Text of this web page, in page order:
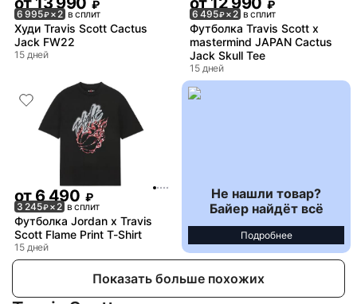
₽
6 995₽× 2 в сплит
Худи Travis Scott Cactus
Jack FW22
15 дней
₽
6 495₽× 2 в сплит
Футболка Travis Scott x
mastermind JAPAN Cactus
Jack Skull Tee
15 дней
от6 490 ₽
3 245₽× 2 в сплит
Футболка Jordan x Travis
Scott Flame Print T-Shirt
15 дней
Не нашли товар?
Байер найдёт всё
Подробнее
Показать больше похожих